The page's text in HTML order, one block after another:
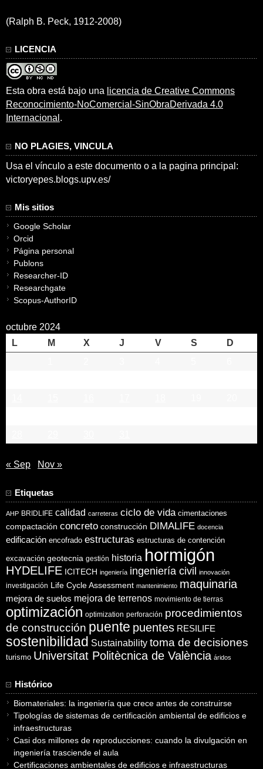
(Ralph B. Peck, 1912-2008)
LICENCIA
Esta obra está bajo una licencia de Creative Commons
Reconocimiento-NoComercial-SinObraDerivada 4.0
Internacional .
NO PLAGIES, VINCULA
Usa el vínculo a este documento o a la pagina principal:
victoryepes.blogs.upv.es/
Mis sitios
Google Scholar
Orcid
Página personal
Publons
Researcher-ID
Researchgate
Scopus-AuthorID
octubre 2024
L
M X J V S
D
« Sep Nov »
Etiquetas
AHP BRIDLIFE calidad carreteras ciclo de vida cimentaciones
compactación concreto construcción DIMALIFE docencia
edificación encofrado estructuras estructuras de contención
excavación geotecnia gestión historia hormigón
HYDELIFE ICITECH ingeniería ingeniería civil innovación
investigación Life Cycle Assessment mantenimiento maquinaria
mejora de suelos mejora de terrenos movimiento de tierras
optimización optimization perforación procedimientos
de construcción puente puentes RESILIFE
sostenibilidad Sustainability toma de decisiones
turismo Universitat Politècnica de València áridos
Histórico
Biomateriales: la ingeniería que crece antes de construirse
Tipologías de sistemas de certificación ambiental de edificios e
infraestructuras
Casi dos millones de reproducciones: cuando la divulgación en
ingeniería trasciende el aula
Certificaciones ambientales de edificios e infraestructuras